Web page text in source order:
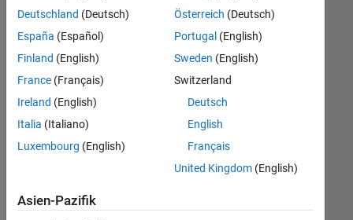
können
die
Suchkriterien
weiter
fassen
oder
alle
Stellenangebote
anzeigen .
noch
Deutschland (Deutsch)
España (Español)
Finland (English)
France (Français)
Ireland (English)
Italia (Italiano)
Luxembourg (English)
Österreich (Deutsch)
Portugal (English)
Sweden (English)
Switzerland
Deutsch
English
Français
United Kingdom(English)
Asien-Pazifik